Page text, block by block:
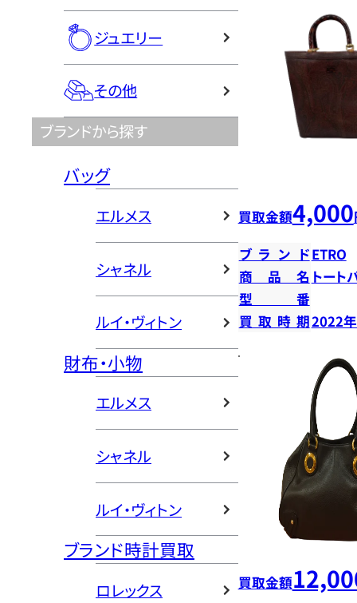
ジュエリー
その他
ブランドから探す
バッグ
エルメス
シャネル
ルイ・ヴィトン
財布・小物
エルメス
シャネル
ルイ・ヴィトン
ブランド時計買取
ロレックス
買取金額4,000
ブランドETRO
商品名 トート
型番
買取時期2022
買取金額